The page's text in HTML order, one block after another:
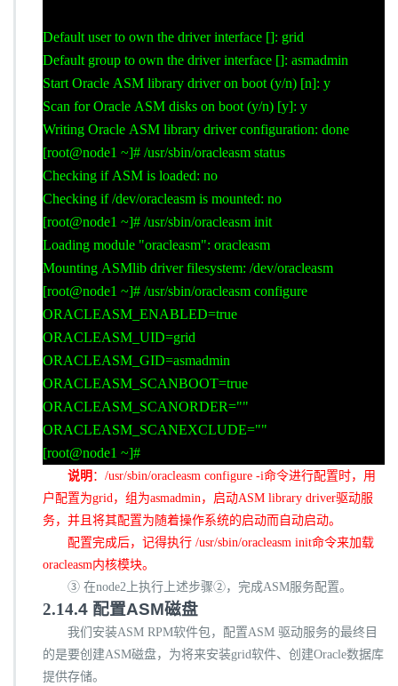
Default user to own the driver interface []: grid
Default group to own the driver interface []: asmadmin
Start Oracle ASM library driver on boot (y/n) [n]: y
Scan for Oracle ASM disks on boot (y/n) [y]: y
Writing Oracle ASM library driver configuration: done
[root@node1 ~]# /usr/sbin/oracleasm status
Checking if ASM is loaded: no
Checking if /dev/oracleasm is mounted: no
[root@node1 ~]# /usr/sbin/oracleasm init
Loading module "oracleasm": oracleasm
Mounting ASMlib driver filesystem: /dev/oracleasm
[root@node1 ~]# /usr/sbin/oracleasm configure
ORACLEASM_ENABLED=true
ORACLEASM_UID=grid
ORACLEASM_GID=asmadmin
ORACLEASM_SCANBOOT=true
ORACLEASM_SCANORDER=""
ORACLEASM_SCANEXCLUDE=""
[root@node1 ~]#
说明 ： /usr/sbin/oracleasm configure -i命令进行配置时，用
户配置为grid，组为asmadmin，启动ASM library driver驱动服
务，并且将其配置为随着操作系统的启动而自动启动。
配置完成后，记得执行 /usr/sbin/oracleasm init命令来加载
oracleasm内核模块。
③ 在node2 上执行上述步骤②，完成ASM服务配置。
2.14.4 配置ASM磁盘
我们安装ASM RPM软件包，配置ASM 驱动服务的最终目
的是要创建ASM磁盘，为将来安装grid软件、创建Oracle数据库
提供存储。